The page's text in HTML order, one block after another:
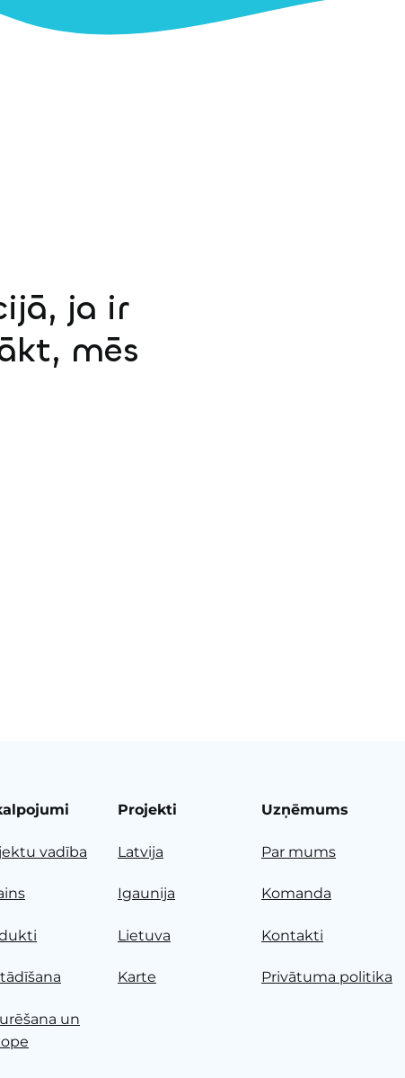
ja ir
mēs
vadība
un
Projekti
Latvija
Igaunija
Lietuva
Karte
Uzņēmums
Par mums
Komanda
Kontakti
Privātuma politika